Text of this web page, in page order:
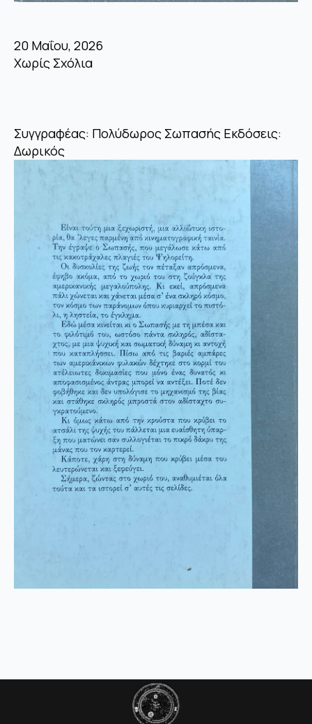
20 Μαΐου, 2026
Χωρίς Σχόλια
Συγγραφέας: Πολύδωρος Σωπασής Εκδόσεις:
Δωρικός